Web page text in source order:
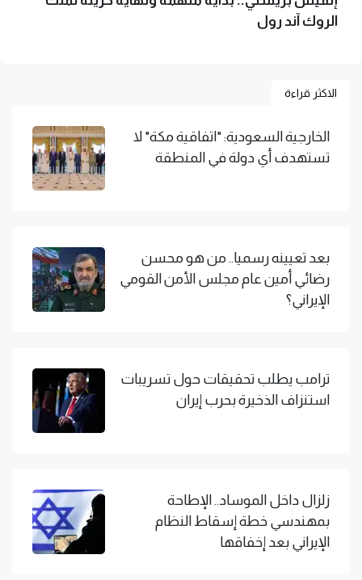
الروك آند رول
الاكثر قراءة
الخارجية السعودية: "اتفاقية مكة" لا
تستهدف أي دولة في المنطقة
بعد تعيينه رسميا.. من هو محسن
رضائي أمين عام مجلس الأمن القومي
الإيراني؟
ترامب يطلب تحقيقات حول تسريبات
استنزاف الذخيرة بحرب إيران
زلزال داخل الموساد.. الإطاحة
بمهندسي خطة إسقاط النظام
الإيراني بعد إخفاقها